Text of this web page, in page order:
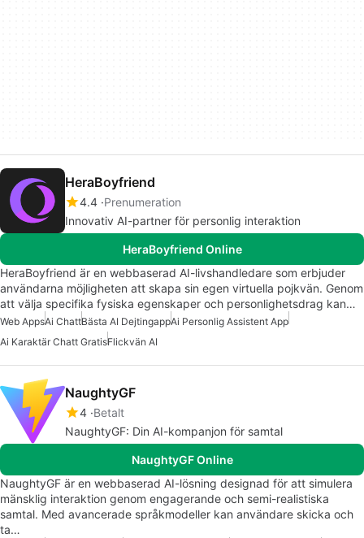
HeraBoyfriend
4.4 Prenumeration
Innovativ AI-partner för personlig interaktion
HeraBoyfriend Online
HeraBoyfriend är en webbaserad AI-livshandledare som erbjuder
användarna möjligheten att skapa sin egen virtuella pojkvän. Genom
att välja specifika fysiska egenskaper och personlighetsdrag kan…
Web AppsAi ChattBästa AI DejtingappAi Personlig Assistent App
Ai Karaktär Chatt GratisFlickvän AI
NaughtyGF
4 Betalt
NaughtyGF: Din AI-kompanjon för samtal
NaughtyGF Online
NaughtyGF är en webbaserad AI-lösning designad för att simulera
mänsklig interaktion genom engagerande och semi-realistiska
samtal. Med avancerade språkmodeller kan användare skicka och
ta…